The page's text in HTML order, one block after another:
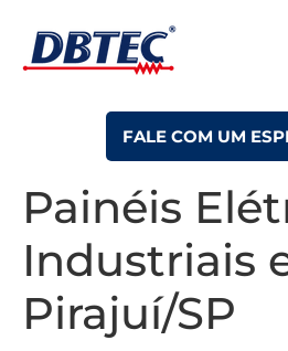
FALE COM UM
Painéis
Industriais
Pirajuí/SP